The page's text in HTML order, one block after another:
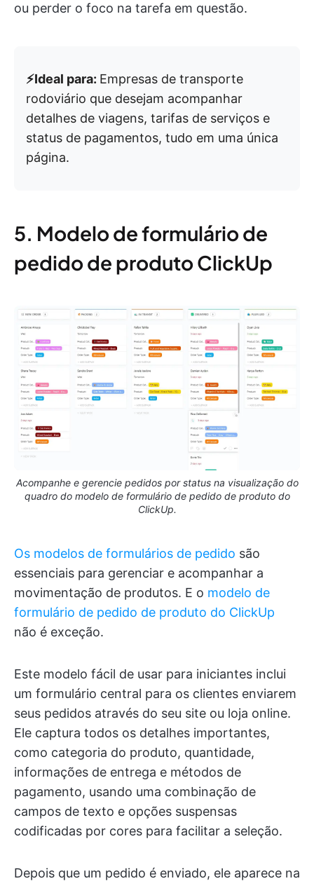
ou perder o foco na tarefa em questão.
⚡️Ideal para: Empresas de transporte
rodoviário que desejam acompanhar
detalhes de viagens, tarifas de serviços e
status de pagamentos, tudo em uma única
página.
5. Modelo de formulário de
pedido de produto ClickUp
Acompanhe e gerencie pedidos por status na visualização do
quadro do modelo de formulário de pedido de produto do
ClickUp.
Os modelos de formulários de pedido são
essenciais para gerenciar e acompanhar a
movimentação de produtos. E o modelo de
formulário de pedido de produto do ClickUp
não é exceção.
Este modelo fácil de usar para iniciantes inclui
um formulário central para os clientes enviarem
seus pedidos através do seu site ou loja online.
Ele captura todos os detalhes importantes,
como categoria do produto, quantidade,
informações de entrega e métodos de
pagamento, usando uma combinação de
campos de texto e opções suspensas
codificadas por cores para facilitar a seleção.
Depois que um pedido é enviado, ele aparece na